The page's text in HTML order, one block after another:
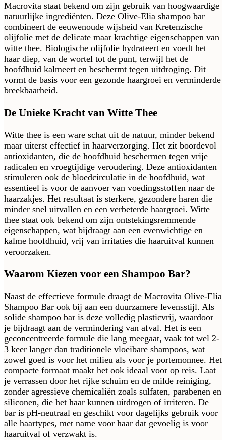
Macrovita staat bekend om zijn gebruik van hoogwaardige
natuurlijke ingrediënten. Deze Olive-Elia shampoo bar
combineert de eeuwenoude wijsheid van Kretenzische
olijfolie met de delicate maar krachtige eigenschappen van
witte thee. Biologische olijfolie hydrateert en voedt het
haar diep, van de wortel tot de punt, terwijl het de
hoofdhuid kalmeert en beschermt tegen uitdroging. Dit
vormt de basis voor een gezonde haargroei en verminderde
breekbaarheid.
De Unieke Kracht van Witte Thee
Witte thee is een ware schat uit de natuur, minder bekend
maar uiterst effectief in haarverzorging. Het zit boordevol
antioxidanten, die de hoofdhuid beschermen tegen vrije
radicalen en vroegtijdige veroudering. Deze antioxidanten
stimuleren ook de bloedcirculatie in de hoofdhuid, wat
essentieel is voor de aanvoer van voedingsstoffen naar de
haarzakjes. Het resultaat is sterkere, gezondere haren die
minder snel uitvallen en een verbeterde haargroei. Witte
thee staat ook bekend om zijn ontstekingsremmende
eigenschappen, wat bijdraagt aan een evenwichtige en
kalme hoofdhuid, vrij van irritaties die haaruitval kunnen
veroorzaken.
Waarom Kiezen voor een Shampoo Bar?
Naast de effectieve formule draagt de Macrovita Olive-Elia
Shampoo Bar ook bij aan een duurzamere levensstijl. Als
solide shampoo bar is deze volledig plasticvrij, waardoor
je bijdraagt aan de vermindering van afval. Het is een
geconcentreerde formule die lang meegaat, vaak tot wel 2-
3 keer langer dan traditionele vloeibare shampoos, wat
zowel goed is voor het milieu als voor je portemonnee. Het
compacte formaat maakt het ook ideaal voor op reis. Laat
je verrassen door het rijke schuim en de milde reiniging,
zonder agressieve chemicaliën zoals sulfaten, parabenen en
siliconen, die het haar kunnen uitdrogen of irriteren. De
bar is pH-neutraal en geschikt voor dagelijks gebruik voor
alle haartypes, met name voor haar dat gevoelig is voor
haaruitval of verzwakt is.